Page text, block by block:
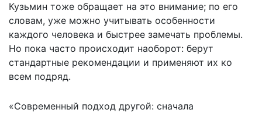
Кузьмин тоже обращает на это внимание; по его
словам, уже можно учитывать особенности
каждого человека и быстрее замечать проблемы.
Но пока часто происходит наоборот: берут
стандартные рекомендации и применяют их ко
всем подряд.
«Современный подход другой: сначала